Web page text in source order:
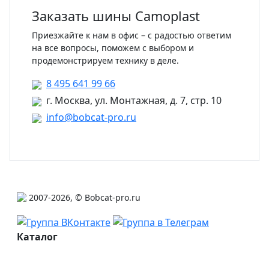
Заказать шины Camoplast
Приезжайте к нам в офис – с радостью ответим
на все вопросы, поможем с выбором и
продемонстрируем технику в деле.
8 495 641 99 66
г. Москва, ул. Монтажная, д. 7, стр. 10
info@bobcat-pro.ru
2007-2026, © Bobcat-pro.ru
Каталог